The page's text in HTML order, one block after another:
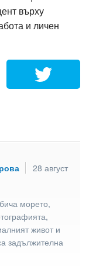
върху
и личен
28 август
морето,
живот и
задължителна